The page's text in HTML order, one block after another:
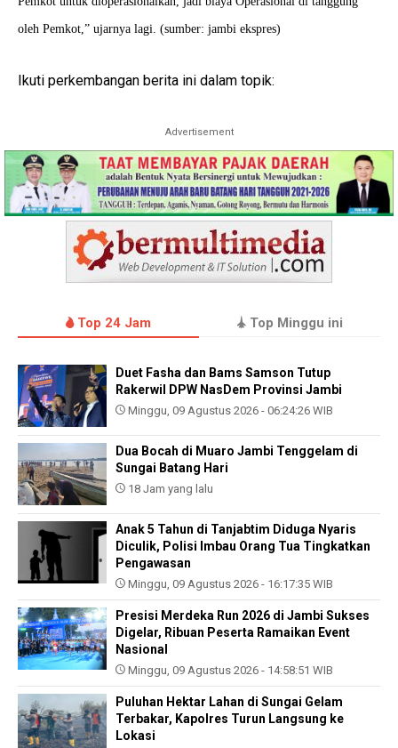
oleh Pemkot,” ujarnya lagi. (sumber: jambi ekspres)
Ikuti perkembangan berita ini dalam topik:
Advertisement
Top 24 Jam Top Minggu ini
Duet Fasha dan Bams Samson Tutup
Rakerwil DPW NasDem Provinsi Jambi
Minggu, 09 Agustus 2026 - 06:24:26 WIB
Dua Bocah di Muaro Jambi Tenggelam di
Sungai Batang Hari
18 Jam yang lalu
Anak 5 Tahun di Tanjabtim Diduga Nyaris
Diculik, Polisi Imbau Orang Tua Tingkatkan
Pengawasan
Minggu, 09 Agustus 2026 - 16:17:35 WIB
Presisi Merdeka Run 2026 di Jambi Sukses
Digelar, Ribuan Peserta Ramaikan Event
Nasional
Minggu, 09 Agustus 2026 - 14:58:51 WIB
Puluhan Hektar Lahan di Sungai Gelam
Terbakar, Kapolres Turun Langsung ke
Lokasi